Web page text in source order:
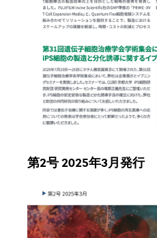
第2号 2025年3月発行